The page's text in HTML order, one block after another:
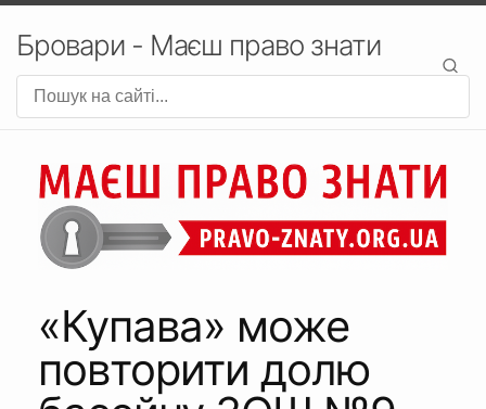
Бровари - Маєш право знати
«Купава» може
повторити долю